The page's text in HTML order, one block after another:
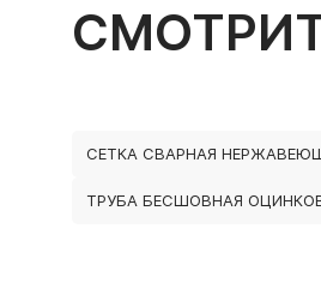
СЕТКА СВАРНАЯ
ТРУБА БЕСШОВНАЯ